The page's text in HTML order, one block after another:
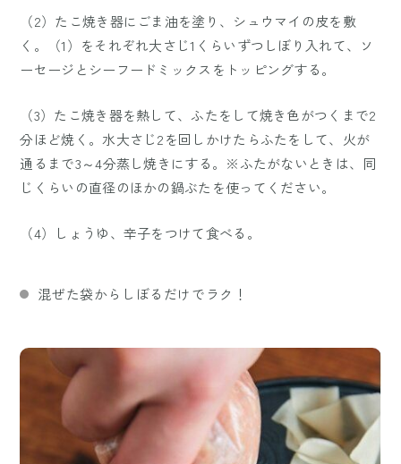
（2）たこ焼き器にごま油を塗り、シュウマイの皮を敷
く。（1）をそれぞれ大さじ1くらいずつしぼり入れて、ソ
ーセージとシーフードミックスをトッピングする。
（3）たこ焼き器を熱して、ふたをして焼き色がつくまで2
分ほど焼く。水大さじ2を回しかけたらふたをして、火が
通るまで3～4分蒸し焼きにする。※ふたがないときは、同
じくらいの直径のほかの鍋ぶたを使ってください。
（4）しょうゆ、辛子をつけて食べる。
混ぜた袋からしぼるだけでラク！